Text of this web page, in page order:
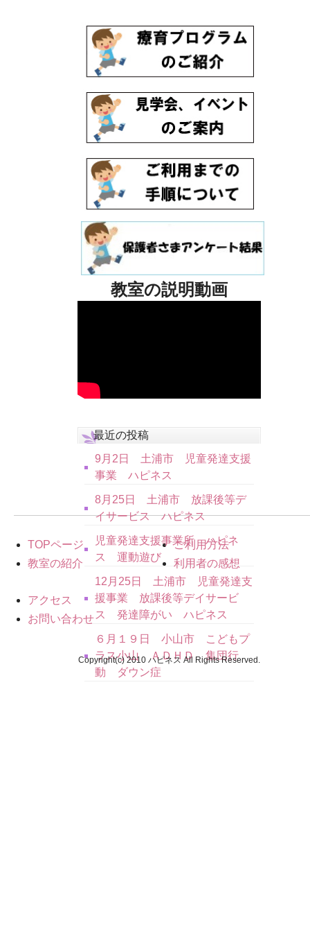
教室の説明動画
最近の投稿
9月2日 土浦市 児童発達支援
事業 ハピネス
8月25日 土浦市 放課後等デ
イサービス ハピネス
児童発達支援事業所 ハピネ
ス 運動遊び
12月25日 土浦市 児童発達支
援事業 放課後等デイサービ
ス 発達障がい ハピネス
６月１９日 小山市 こどもプ
ラス小山 ＡＤＨＤ 集団行
動 ダウン症
TOPページ
教室の紹介
ご利用方法
利用者の感想
アクセス
お問い合わせ
Copyright(c) 2010 ハピネス All Rights Reserved.